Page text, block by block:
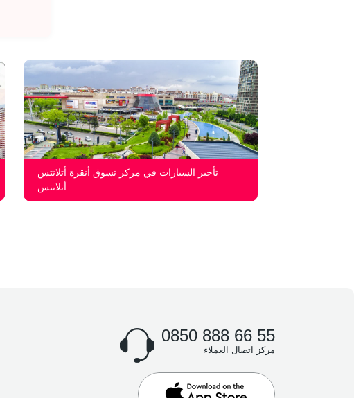
تأجير السيارات في مركز تسوق أنقرة أتلانتس
أتلانتس
0850 888 66 55
مركز اتصال العملاء